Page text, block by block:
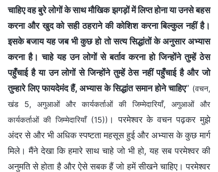
चाहिए वह बुरे लोगों के साथ मौखिक झगड़ों में लिप्त होना या उनसे बहस
करना और खुद को सही ठहराने की कोशिश करना बिल्कुल नहीं है।
इसके बजाय यह जब भी कुछ हो तो सत्य सिद्धांतों के अनुसार अभ्यास
करना है। चाहे यह उन लोगों से बर्ताव करना हो जिन्होंने तुम्हें ठेस
पहुँचाई है या उन लोगों से जिन्होंने तुम्हें ठेस नहीं पहुँचाई है और जो
तुम्हारे लिए फायदेमंद हैं, अभ्यास के सिद्धांत समान होने चाहिए” (वचन,
खंड 5, अगुआओं और कार्यकर्ताओं की जिम्मेदारियाँ, अगुआओं और
कार्यकर्ताओं की जिम्मेदारियाँ (15)) । परमेश्वर के वचन पढ़कर मुझे
अंदर से और भी अधिक स्पष्टता महसूस हुई और अभ्यास के कुछ मार्ग
मिले। मैंने देखा कि हमारे साथ चाहे जो भी हो, यह सब परमेश्वर की
अनुमति से होता है और ऐसे सबक हैं जो हमें सीखने चाहिए। परमेश्वर